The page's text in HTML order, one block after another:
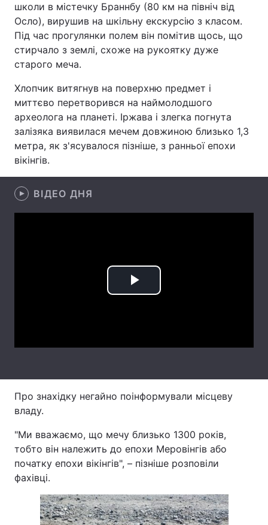
Зброя Інциденти
Здоров'я
Цікавинки
Регіони
Лонгріди
Відео з Youtube
Інтерв'ю
Архів Вакансії
Тема оформлення
школи в містечку Браннбу (80 км на північ від
Осло), вирушив на шкільну екскурсію з класом.
Під час прогулянки полем він помітив щось, що
стирчало з землі, схоже на рукоятку дуже
старого меча.
Хлопчик витягнув на поверхню предмет і
миттєво перетворився на наймолодшого
археолога на планеті. Іржава і злегка погнута
залізяка виявилася мечем довжиною близько 1,3
метра, як з'ясувалося пізніше, з ранньої епохи
вікінгів.
ВІДЕО ДНЯ
Play
Про знахідку негайно поінформували місцеву
владу.
"Ми вважаємо, що мечу близько 1300 років,
тобто він належить до епохи Меровінгів або
початку епохи вікінгів", – пізніше розповіли
фахівці.